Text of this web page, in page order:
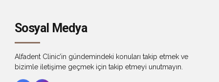
Sosyal Medya
Alfadent Clinic’in gündemindeki konuları takip etmek ve
bizimle iletişime geçmek için takip etmeyi unutmayın.